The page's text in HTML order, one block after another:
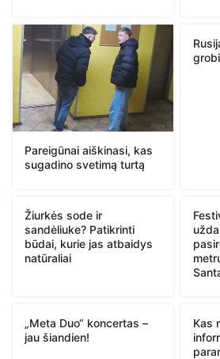
Pareigūnai aiškinasi, kas
sugadino svetimą turtą
Žiurkės sode ir
sandėliuke? Patikrinti
būdai, kurie jas atbaidys
natūraliai
„Meta Duo“ koncertas –
jau šiandien!
Kas